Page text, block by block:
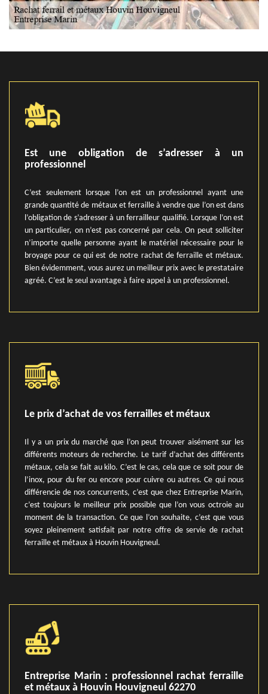
Est une obligation de s’adresser à un
professionnel
C’est seulement lorsque l’on est un professionnel ayant une
grande quantité de métaux et ferraille à vendre que l’on est dans
l’obligation de s’adresser à un ferrailleur qualifié. Lorsque l’on est
un particulier, on n’est pas concerné par cela. On peut solliciter
n’importe quelle personne ayant le matériel nécessaire pour le
broyage pour ce qui est de notre rachat de ferraille et métaux.
Bien évidemment, vous aurez un meilleur prix avec le prestataire
agréé. C’est le seul avantage à faire appel à un professionnel.
Le prix d’achat de vos ferrailles et métaux
Il y a un prix du marché que l’on peut trouver aisément sur les
différents moteurs de recherche. Le tarif d’achat des différents
métaux, cela se fait au kilo. C’est le cas, cela que ce soit pour de
l’inox, pour du fer ou encore pour cuivre ou autres. Ce qui nous
différencie de nos concurrents, c’est que chez Entreprise Marin,
c’est toujours le meilleur prix possible que l’on vous octroie au
moment de la transaction. Ce que l’on souhaite, c’est que vous
soyez pleinement satisfait par notre offre de servie de rachat
ferraille et métaux à Houvin Houvigneul.
Entreprise Marin : professionnel rachat ferraille
et métaux à Houvin Houvigneul 62270